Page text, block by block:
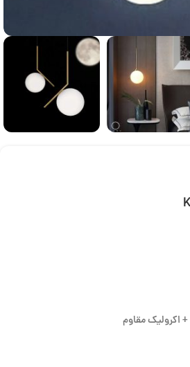
اکرولیک مقاوم